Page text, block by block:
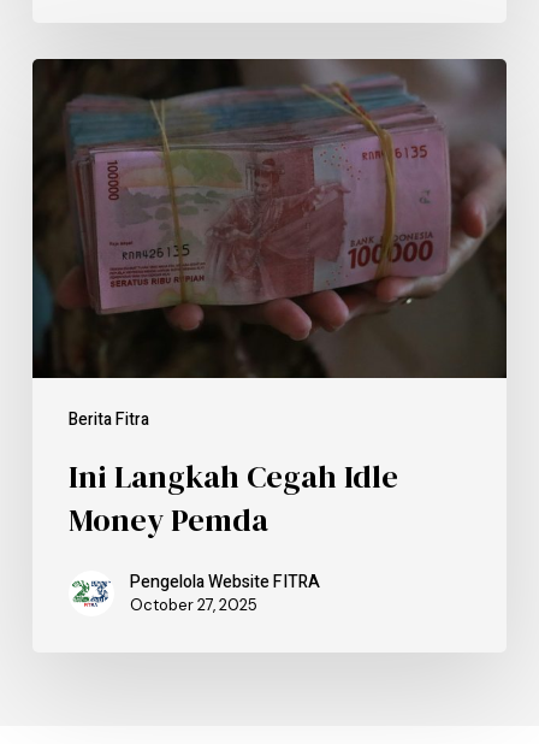
Berita Fitra
Ini Langkah Cegah Idle
Money Pemda
Pengelola Website FITRA
October 27, 2025